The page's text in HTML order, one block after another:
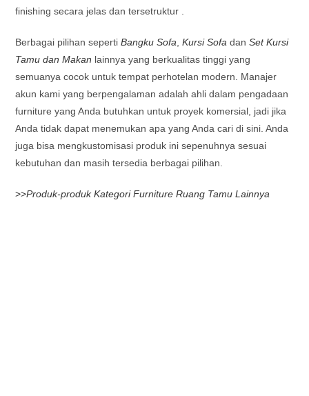
finishing secara jelas dan tersetruktur .
Berbagai pilihan sepertiBangku Sofa ,Kursi Sofa danSet Kursi
Tamu dan Makan lainnya yang berkualitas tinggi yang
semuanya cocok untuk tempat perhotelan modern. Manajer
akun kami yang berpengalaman adalah ahli dalam pengadaan
furniture yang Anda butuhkan untuk proyek komersial, jadi jika
Anda tidak dapat menemukan apa yang Anda cari di sini. Anda
juga bisa mengkustomisasi produk ini sepenuhnya sesuai
kebutuhan dan masih tersedia berbagai pilihan.
>>Produk-produk Kategori Furniture Ruang Tamu Lainnya